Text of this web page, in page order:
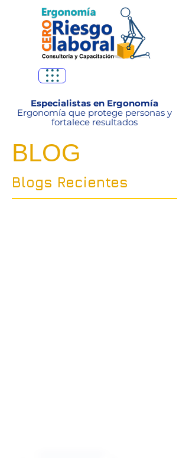
Especialistas en Ergonomía
Ergonomía que protege personas y
fortalece resultados
BLOG
Blogs Recientes